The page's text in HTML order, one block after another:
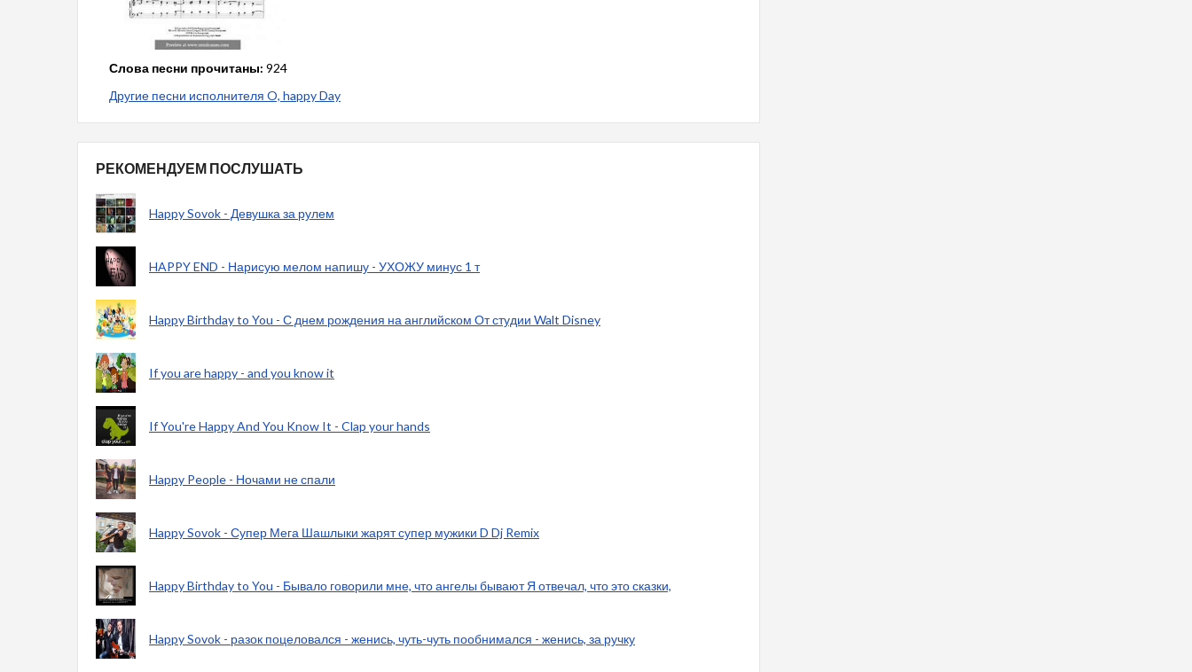
Слова песни прочитаны: 924
Другие песни исполнителя O, happy Day
РЕКОМЕНДУЕМ ПОСЛУШАТЬ
Happy Sovok - Девушка за рулем
HAPPY END - Нарисую мелом напишу - УХОЖУ минус 1 т
Happy Birthday to You - С днем рождения на английском От студии Walt Disney
If you are happy - and you know it
If You're Happy And You Know It - Clap your hands
Happy People - Ночами не спали
Happy Sovok - Супер Мега Шашлыки жарят супер мужики D Dj Remix
Happy Birthday to You - Бывало говорили мне, что ангелы бывают Я отвечал, что это сказки,
Happy Sovok - разок поцеловался - женись, чуть-чуть пообнимался - женись, за ручку